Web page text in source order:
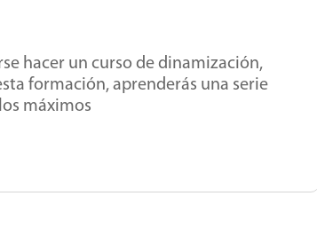
hacer un curso de dinamización,
formación, aprenderás una serie
máximos